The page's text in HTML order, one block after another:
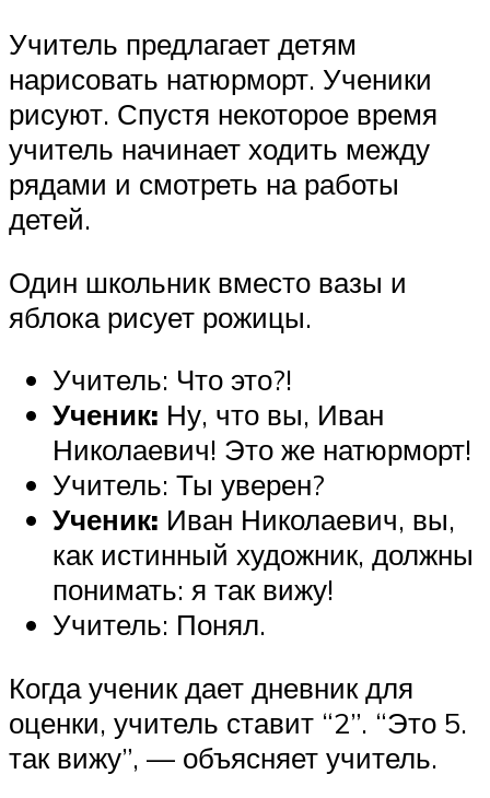
Учитель предлагает детям
нарисовать натюрморт. Ученики
рисуют. Спустя некоторое время
учитель начинает ходить между
рядами и смотреть на работы
детей.
Один школьник вместо вазы и
яблока рисует рожицы.
Учитель: Что это?!
Ученик: Ну, что вы, Иван
Николаевич! Это же натюрморт!
Учитель: Ты уверен?
Ученик: Иван Николаевич, вы,
как истинный художник, должны
понимать: я так вижу!
Учитель: Понял.
Когда ученик дает дневник для
оценки, учитель ставит “2”. “Это 5.
так вижу”, — объясняет учитель.